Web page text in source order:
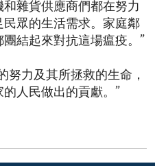
雜貨供應商們都在努力
眾的生活需求。家庭鄰
結起來對抗這場瘟疫。”
努力及其所拯救的生命，
人民做出的貢獻。”